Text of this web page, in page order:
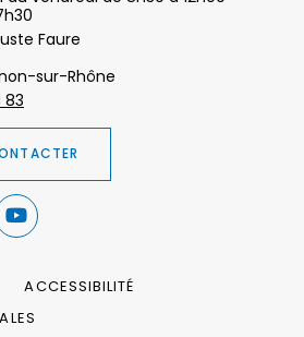
Faure
sur-Rhône
83
ACCESSIBILITÉ